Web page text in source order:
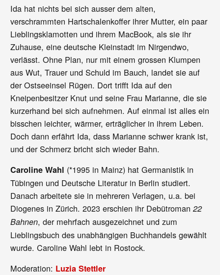
Ida hat nichts bei sich ausser dem alten,
verschrammten Hartschalenkoffer ihrer Mutter, ein paar
Lieblingsklamotten und ihrem MacBook, als sie ihr
Zuhause, eine deutsche Kleinstadt im Nirgendwo,
verlässt. Ohne Plan, nur mit einem grossen Klumpen
aus Wut, Trauer und Schuld im Bauch, landet sie auf
der Ostseeinsel Rügen. Dort trifft Ida auf den
Kneipenbesitzer Knut und seine Frau Marianne, die sie
kurzerhand bei sich aufnehmen. Auf einmal ist alles ein
bisschen leichter, wärmer, erträglicher in ihrem Leben.
Doch dann erfährt Ida, dass Marianne schwer krank ist,
und der Schmerz bricht sich wieder Bahn.
Caroline Wahl (*1995 in Mainz) hat Germanistik in
Tübingen und Deutsche Literatur in Berlin studiert.
Danach arbeitete sie in mehreren Verlagen, u.a. bei
Diogenes in Zürich. 2023 erschien ihr Debütroman22
Bahnen, der mehrfach ausgezeichnet und zum
Lieblingsbuch des unabhängigen Buchhandels gewählt
wurde. Caroline Wahl lebt in Rostock.
Moderation: Luzia Stettler